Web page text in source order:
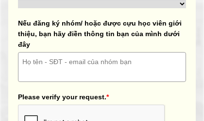
Nếu đăng ký nhóm/ hoặc được cựu học viên giới
thiệu, bạn hãy điền thông tin bạn của mình dưới
đây
Please verify your request.*